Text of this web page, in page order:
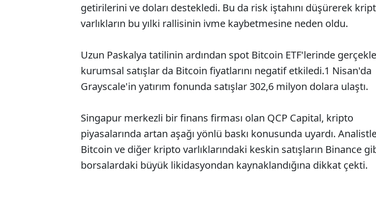
getirilerini ve doları destekledi. Bu da risk iştahını düşürerek
varlıkların bu yılki rallisinin ivme kaybetmesine neden oldu.
Uzun Paskalya tatilinin ardından spot Bitcoin ETF'lerinde
kurumsal satışlar da Bitcoin fiyatlarını negatif etkiledi.1 Nisan'da
Grayscale'in yatırım fonunda satışlar 302,6 milyon dolara ulaştı.
Singapur merkezli bir finans firması olan QCP Capital, kripto
piyasalarında artan aşağı yönlü baskı konusunda uyardı.
Bitcoin ve diğer kripto varlıklarındaki keskin satışların Binance
borsalardaki büyük likidasyondan kaynaklandığına dikkat çekti.